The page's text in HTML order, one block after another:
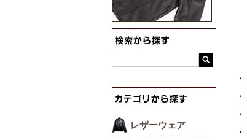
レザーウェア
・
・
・
・